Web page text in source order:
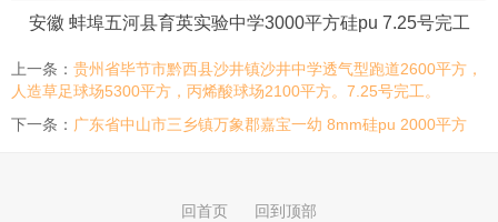
安徽 蚌埠五河县育英实验中学3000平方硅pu 7.25号完工
上一条： 贵州省毕节市黔西县沙井镇沙井中学透气型跑道2600平方，
人造草足球场5300平方，丙烯酸球场2100平方。7.25号完工。
下一条： 广东省中山市三乡镇万象郡嘉宝一幼 8mm硅pu 2000平方
回首页 回到顶部